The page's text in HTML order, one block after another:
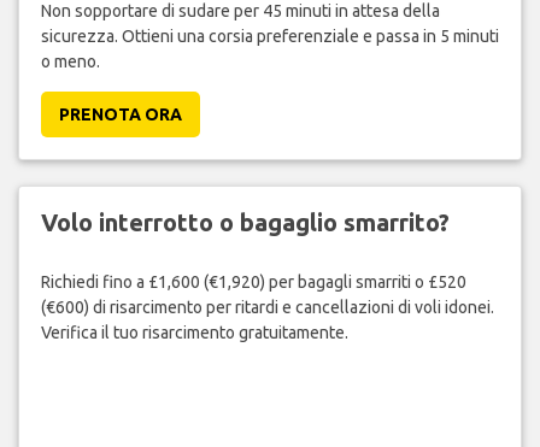
Non sopportare di sudare per 45 minuti in attesa della
sicurezza. Ottieni una corsia preferenziale e passa in 5 minuti
o meno.
PRENOTA ORA
Volo interrotto o bagaglio smarrito?
Richiedi fino a £1,600 (€1,920) per bagagli smarriti o £520
(€600) di risarcimento per ritardi e cancellazioni di voli idonei.
Verifica il tuo risarcimento gratuitamente.